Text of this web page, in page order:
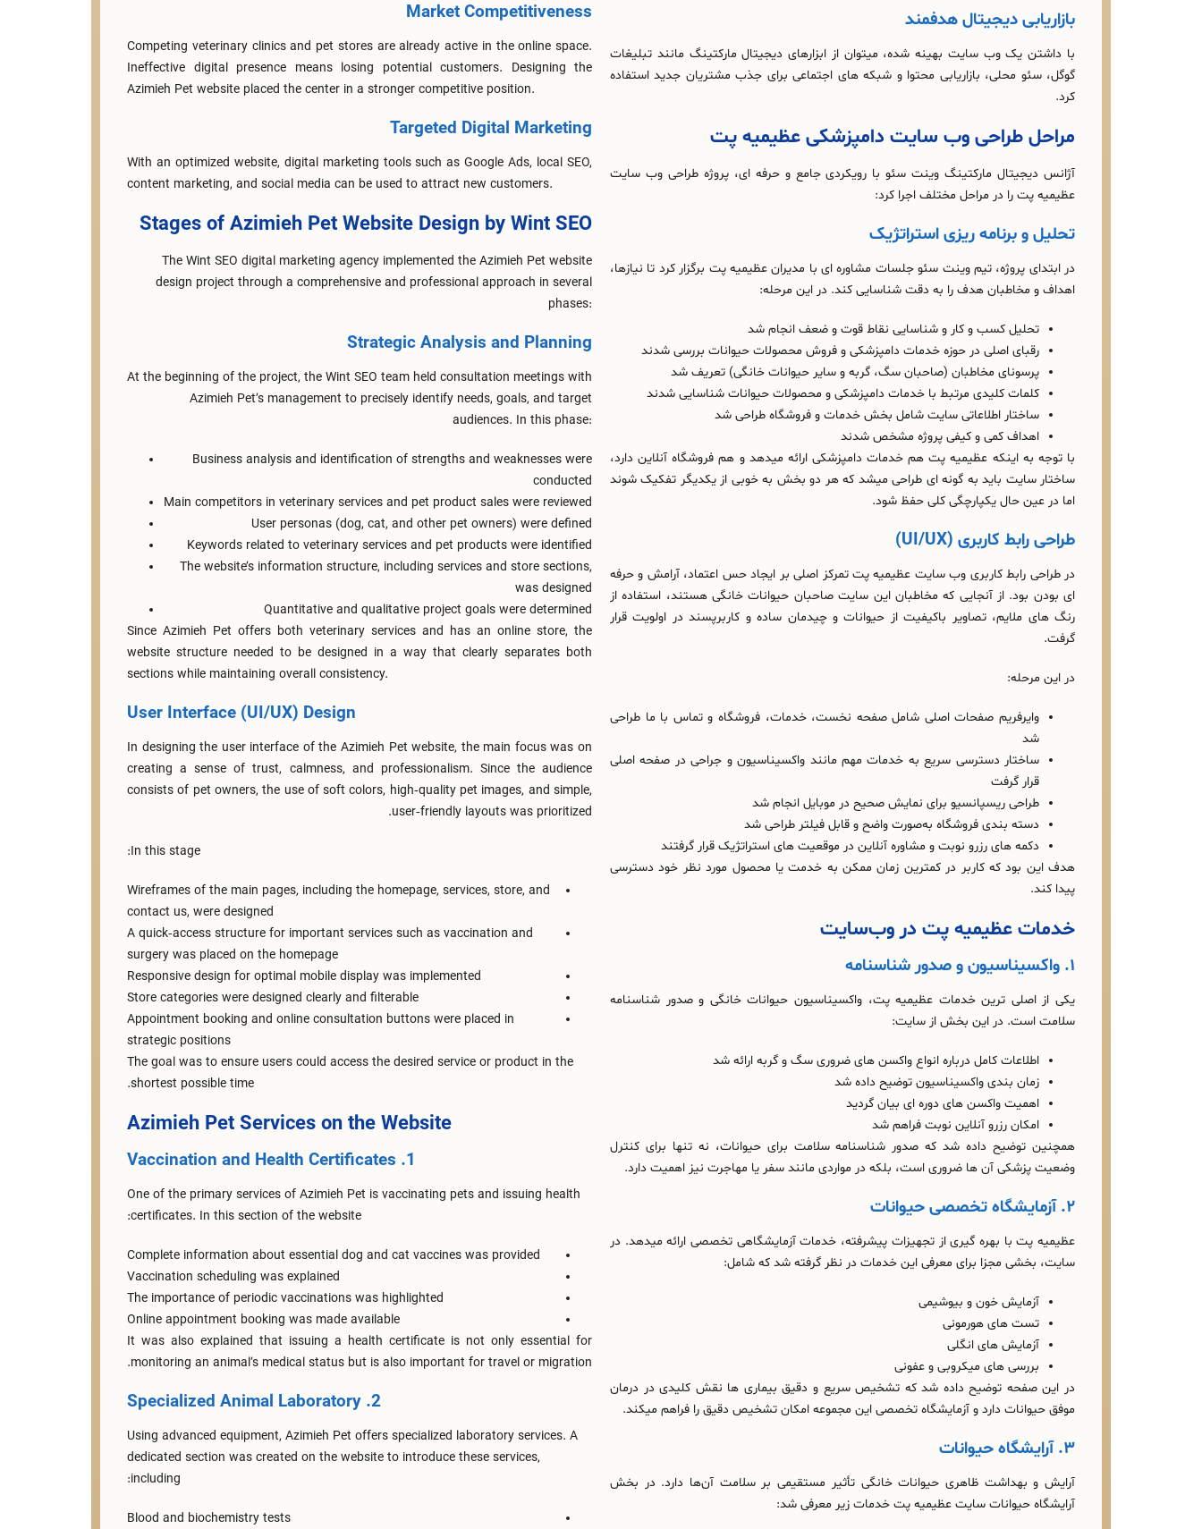
بازاریابی دیجیتال هدفمند
با داشتن یک وب‌ سایت بهینه‌ شده، میتوان از ابزارهای دیجیتال مارکتینگ مانند تبلیغات
گوگل، سئو محلی، بازاریابی محتوا و شبکه‌ های اجتماعی برای جذب مشتریان جدید استفاده
کرد.
مراحل طراحی وب سایت دامپزشکی عظیمیه پت
آژانس دیجیتال مارکتینگ وینت سئو با رویکردی جامع و حرفه‌ ای، پروژه طراحی وب سایت
عظیمیه پت را در مراحل مختلف اجرا کرد:
تحلیل و برنامه‌ ریزی استراتژیک
در ابتدای پروژه، تیم وینت سئو جلسات مشاوره‌ ای با مدیران عظیمیه پت برگزار کرد تا نیازها،
اهداف و مخاطبان هدف را به‌ دقت شناسایی کند. در این مرحله:
تحلیل کسب‌ و کار و شناسایی نقاط قوت و ضعف انجام شد
رقبای اصلی در حوزه خدمات دامپزشکی و فروش محصولات حیوانات بررسی شدند
پرسونای مخاطبان (صاحبان سگ، گربه و سایر حیوانات خانگی) تعریف شد
کلمات کلیدی مرتبط با خدمات دامپزشکی و محصولات حیوانات شناسایی شدند
ساختار اطلاعاتی سایت شامل بخش خدمات و فروشگاه طراحی شد
اهداف کمی و کیفی پروژه مشخص شدند
با توجه به اینکه عظیمیه پت هم خدمات دامپزشکی ارائه میدهد و هم فروشگاه آنلاین دارد،
ساختار سایت باید به‌ گونه‌ ای طراحی میشد که هر دو بخش به‌ خوبی از یکدیگر تفکیک شوند
اما در عین حال یکپارچگی کلی حفظ شود.
طراحی رابط کاربری (UI/UX)
در طراحی رابط کاربری وب‌ سایت عظیمیه پت تمرکز اصلی بر ایجاد حس اعتماد، آرامش و حرفه‌
ای بودن بود. از آنجایی که مخاطبان این سایت صاحبان حیوانات خانگی هستند، استفاده از
رنگ‌ های ملایم، تصاویر باکیفیت از حیوانات و چیدمان ساده و کاربرپسند در اولویت قرار
گرفت.
در این مرحله:
وایرفریم صفحات اصلی شامل صفحه نخست، خدمات، فروشگاه و تماس با ما طراحی
شد
ساختار دسترسی سریع به خدمات مهم مانند واکسیناسیون و جراحی در صفحه اصلی
قرار گرفت
طراحی ریسپانسیو برای نمایش صحیح در موبایل انجام شد
دسته‌ بندی فروشگاه به‌صورت واضح و قابل فیلتر طراحی شد
دکمه‌ های رزرو نوبت و مشاوره آنلاین در موقعیت‌ های استراتژیک قرار گرفتند
هدف این بود که کاربر در کمترین زمان ممکن به خدمت یا محصول مورد نظر خود دسترسی
پیدا کند.
خدمات عظیمیه پت در وب‌سایت
۱. واکسیناسیون و صدور شناسنامه
یکی از اصلی‌ ترین خدمات عظیمیه پت، واکسیناسیون حیوانات خانگی و صدور شناسنامه
سلامت است. در این بخش از سایت:
اطلاعات کامل درباره انواع واکسن‌ های ضروری سگ و گربه ارائه شد
زمان‌ بندی واکسیناسیون توضیح داده شد
اهمیت واکسن‌ های دوره‌ ای بیان گردید
امکان رزرو آنلاین نوبت فراهم شد
همچنین توضیح داده شد که صدور شناسنامه سلامت برای حیوانات، نه‌ تنها برای کنترل
وضعیت پزشکی آن‌ ها ضروری است، بلکه در مواردی مانند سفر یا مهاجرت نیز اهمیت دارد.
۲. آزمایشگاه تخصصی حیوانات
عظیمیه پت با بهره‌ گیری از تجهیزات پیشرفته، خدمات آزمایشگاهی تخصصی ارائه میدهد. در
سایت، بخشی مجزا برای معرفی این خدمات در نظر گرفته شد که شامل:
آزمایش خون و بیوشیمی
تست‌ های هورمونی
آزمایش‌ های انگلی
بررسی‌ های میکروبی و عفونی
در این صفحه توضیح داده شد که تشخیص سریع و دقیق بیماری‌ ها نقش کلیدی در درمان
موفق حیوانات دارد و آزمایشگاه تخصصی این مجموعه امکان تشخیص دقیق را فراهم میکند.
۳. آرایشگاه حیوانات
آرایش و بهداشت ظاهری حیوانات خانگی تأثیر مستقیمی بر سلامت آن‌ها دارد. در بخش
آرایشگاه حیوانات سایت عظیمیه پت خدمات زیر معرفی شد:
Market Competitiveness
Competing veterinary clinics and pet stores are already active in the online space.
Ineffective digital presence means losing potential customers. Designing the
Azimieh Pet website placed the center in a stronger competitive position.
Targeted Digital Marketing
With an optimized website, digital marketing tools such as Google Ads, local SEO,
content marketing, and social media can be used to attract new customers.
Stages of Azimieh Pet Website Design by Wint SEO
The Wint SEO digital marketing agency implemented the Azimieh Pet website
design project through a comprehensive and professional approach in several
phases:
Strategic Analysis and Planning
At the beginning of the project, the Wint SEO team held consultation meetings with
Azimieh Pet’s management to precisely identify needs, goals, and target
audiences. In this phase:
Business analysis and identification of strengths and weaknesses were
conducted
Main competitors in veterinary services and pet product sales were reviewed
User personas (dog, cat, and other pet owners) were defined
Keywords related to veterinary services and pet products were identified
The website’s information structure, including services and store sections,
was designed
Quantitative and qualitative project goals were determined
Since Azimieh Pet offers both veterinary services and has an online store, the
website structure needed to be designed in a way that clearly separates both
sections while maintaining overall consistency.
User Interface (UI/UX) Design
In designing the user interface of the Azimieh Pet website, the main focus was on
creating a sense of trust, calmness, and professionalism. Since the audience
consists of pet owners, the use of soft colors, high‑quality pet images, and simple,
user‑friendly layouts was prioritized.
In this stage:
Wireframes of the main pages, including the homepage, services, store, and
contact us, were designed
A quick‑access structure for important services such as vaccination and
surgery was placed on the homepage
Responsive design for optimal mobile display was implemented
Store categories were designed clearly and filterable
Appointment booking and online consultation buttons were placed in
strategic positions
The goal was to ensure users could access the desired service or product in the
shortest possible time.
Azimieh Pet Services on the Website
1. Vaccination and Health Certificates
One of the primary services of Azimieh Pet is vaccinating pets and issuing health
certificates. In this section of the website:
Complete information about essential dog and cat vaccines was provided
Vaccination scheduling was explained
The importance of periodic vaccinations was highlighted
Online appointment booking was made available
It was also explained that issuing a health certificate is not only essential for
monitoring an animal’s medical status but is also important for travel or migration.
2. Specialized Animal Laboratory
Using advanced equipment, Azimieh Pet offers specialized laboratory services. A
dedicated section was created on the website to introduce these services,
including:
Blood and biochemistry tests